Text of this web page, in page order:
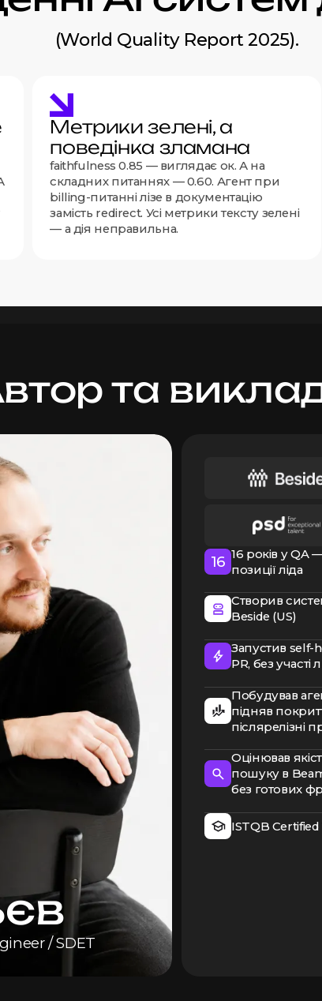
(World Quality Report 2025).
Метрики зелені, а
поведінка зламана
faithfulness 0.85 — виглядає ок. А на
складних питаннях — 0.60. Агент при
billing-питанні лізе в документацію
замість redirect. Усі метрики тексту зелені
— а дія неправильна.
та
/ SDET
16 16 років у QA
позиції ліда
Створив
Beside (US)
Запустив self-
PR, без
Побудував
підняв
післярелізні
Оцінював
пошуку в
без готових
ISTQB